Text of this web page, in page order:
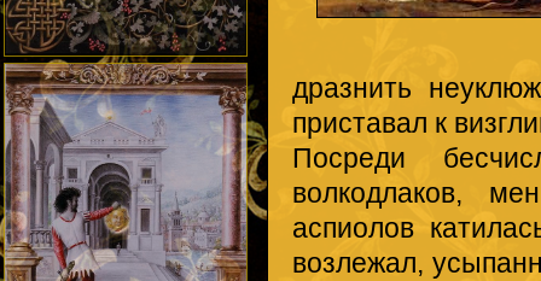
дразнить
приставал к
Посреди
волкодлаков,
аспиолов
возлежал,